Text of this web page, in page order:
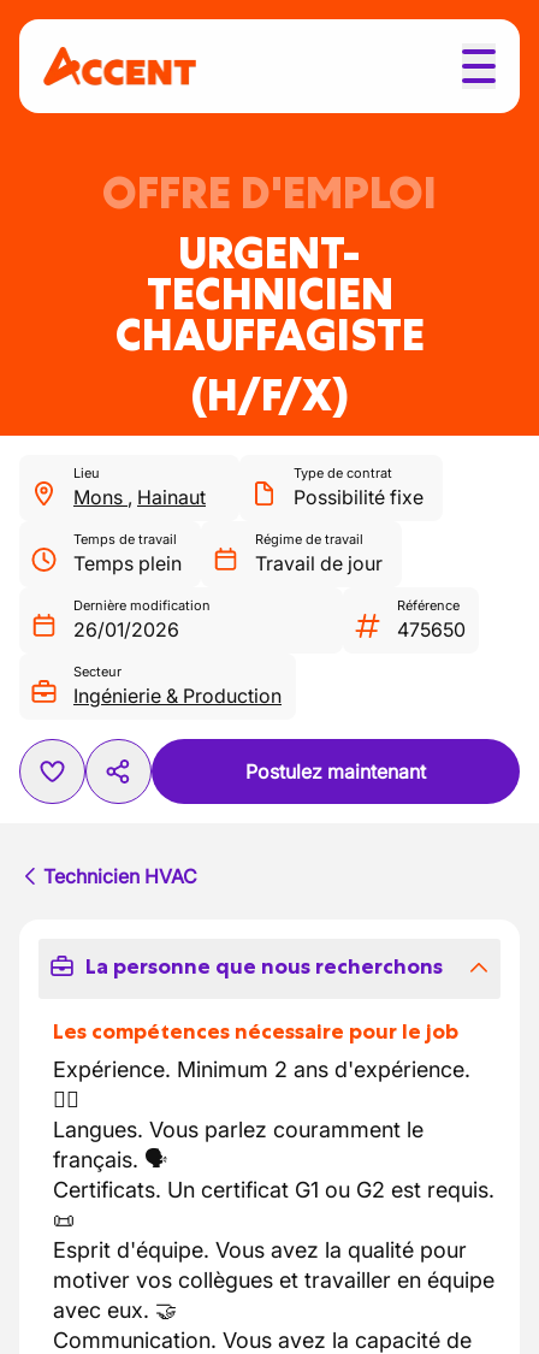
OFFRE D'EMPLOI
URGENT-
TECHNICIEN
CHAUFFAGISTE
(H/F/X)
Lieu
Mons , Hainaut
Type de contrat
Possibilité fixe
Temps de travail
Temps plein
Régime de travail
Travail de jour
Dernière modification
26/01/2026
Référence
475650
Secteur
Ingénierie & Production
Postulez maintenant
Technicien HVAC
La personne que nous recherchons
Les compétences nécessaire pour le job
Expérience. Minimum 2 ans d'expérience.
🕵️‍♂️
Langues. Vous parlez couramment le
français. 🗣️
Certificats. Un certificat G1 ou G2 est requis.
📜
Esprit d'équipe. Vous avez la qualité pour
motiver vos collègues et travailler en équipe
avec eux. 🤝
Communication. Vous avez la capacité de